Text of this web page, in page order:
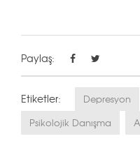
Paylaş:
Etiketler: Depresyon
Psikolojik Danışma